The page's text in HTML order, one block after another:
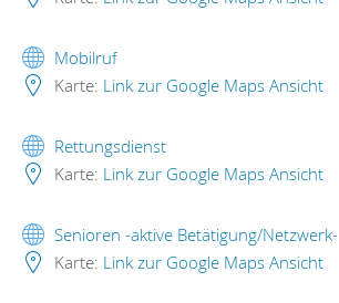
Mobilruf
Karte: Link zur Google Maps Ansicht
Rettungsdienst
Karte: Link zur Google Maps Ansicht
Senioren -aktive Betätigung/Netzwerk-
Karte: Link zur Google Maps Ansicht